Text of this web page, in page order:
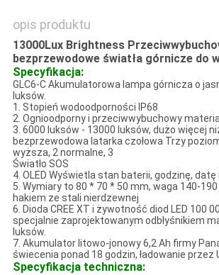
opis produktu
13000Lux Brightness
bezprzewodowe światła górnicze do
Specyfikacja:
GLC6-C Akumulatorowa lampa górnicza o
luksów.
1. Stopień wodoodporności IP68
2. Ognioodporny i przeciwwybuchowy
3. 6000 luksów - 13000 luksów, dużo więcej
bezprzewodowa latarka czołowa Trzy
wyższa, 2 normalne, 3
Światło SOS
4. OLED Wyświetla stan baterii, godzinę,
5. Wymiary to 80 * 70 * 50 mm, waga 140-
hakiem ze stali nierdzewnej
6. Dioda CREE XT i żywotność diod LED 100
specjalnie zaprojektowanym odbłyśnikiem
luksów.
7. Akumulator litowo-jonowy 6,2 Ah firmy
świecenia ponad 18 godzin, ładowanie przez
Specyfikacja techniczna: